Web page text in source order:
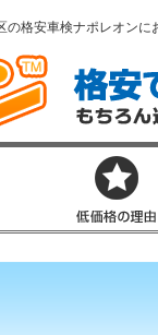
格安車検ナポレオンに